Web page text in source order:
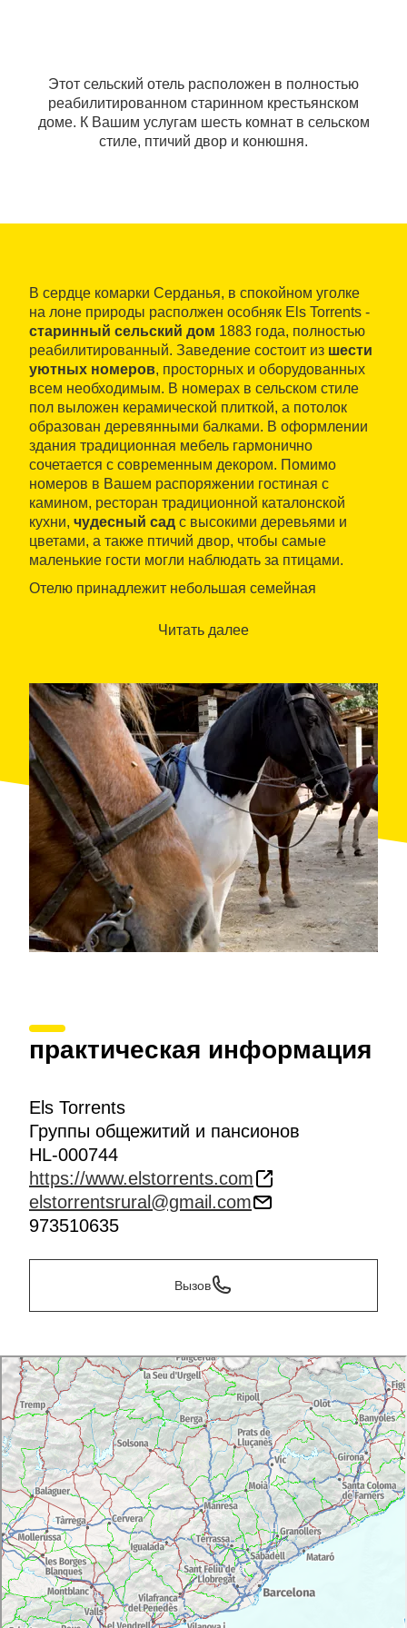
Этот сельский отель расположен в полностью
реабилитированном старинном крестьянском
доме. К Вашим услугам шесть комнат в сельском
стиле, птичий двор и конюшня.
В сердце комарки Серданья, в спокойном уголке
на лоне природы располжен особняк Els Torrents -
старинный сельский дом 1883 года, полностью
реабилитированный. Заведение состоит из шести
уютных номеров, просторных и оборудованных
всем необходимым. В номерах в сельском стиле
пол выложен керамической плиткой, а потолок
образован деревянными балками. В оформлении
здания традиционная мебель гармонично
сочетается с современным декором. Помимо
номеров в Вашем распоряжении гостиная с
камином, ресторан традиционной каталонской
кухни, чудесный сад с высокими деревьями и
цветами, а также птичий двор, чтобы самые
маленькие гости могли наблюдать за птицами.
Отелю принадлежит небольшая семейная
занятий и дисциплин: от объезжания лошадей до
впечатления от уважительного общения с
животными.
Читать далее
практическая информация
Els Torrents
Группы общежитий и пансионов
HL-000744
https://www.elstorrents.com
elstorrentsrural@gmail.com
973510635
Вызов